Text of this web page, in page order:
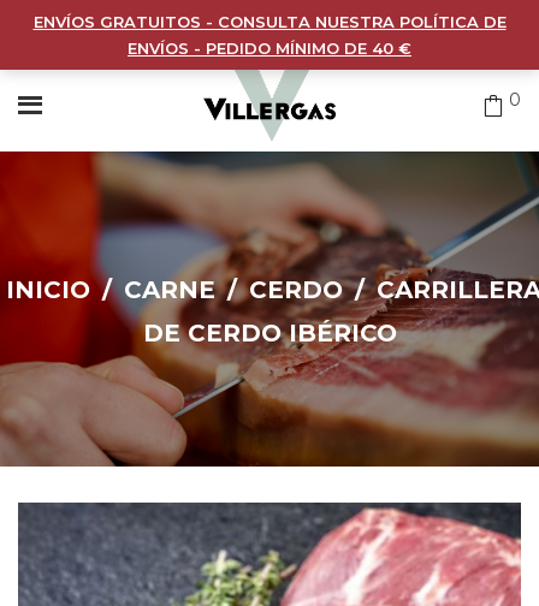
0
INICIO / CARNE / CERDO /
DE CERDO IBÉRICO
ENVÍOS GRATUITOS - CONSULTA NUESTRA POLÍTICA DE
ENVÍOS - PEDIDO MÍNIMO DE 40 €